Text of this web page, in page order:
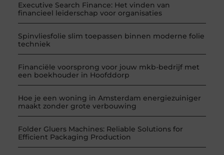
Executive Search Finance: Het vinden van
financieel leiderschap voor organisaties
Spinvliesfolie slim toepassen binnen moderne folie
techniek
Financiële voorsprong voor jouw mkb-bedrijf met
een boekhouder in Hoofddorp
Hoe je een woning in Amsterdam energiezuiniger
maakt zonder grote verbouwing
Folder Gluers Machines: Reliable Solutions for
Efficient Packaging Production